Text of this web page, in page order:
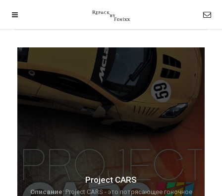
Project CARS
Описание: Project CARS - это потрясающее гоночное